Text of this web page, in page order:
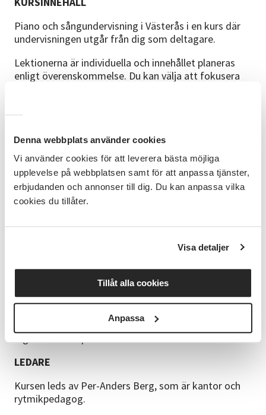
Denna webbplats använder cookies
Vi använder cookies för att leverera bästa möjliga
upplevelse på webbplatsen samt för att anpassa tjänster,
erbjudanden och annonser till dig. Du kan anpassa vilka
cookies du tillåter.
Visa detaljer
Tillåt alla cookies
Anpassa
Piano och sångundervisning i Västerås i en kurs där
undervisningen utgår från dig som deltagare.
Lektionerna är individuella och innehållet planeras
enligt överenskommelse. Du kan välja att fokusera
efter dina intressen, din nivå och det du vill utveckla.
Kursen riktar sig till blandade åldrar och välkomnar
deltagare på olika nivåer. Oavsett om du vill arbeta
med pianospel, röst eller samspelet mellan sång och
piano formas undervisningen utifrån dina behov och i
en takt som fungerar för dig.
deltagare och ledare. Innehållet kan därför inriktas
beroende på vad du vill lägga fokus på under
Inga förkunskaper krävs
LEDARE
Kursen leds av Per-Anders Berg, som är kantor och
rytmikpedagog.